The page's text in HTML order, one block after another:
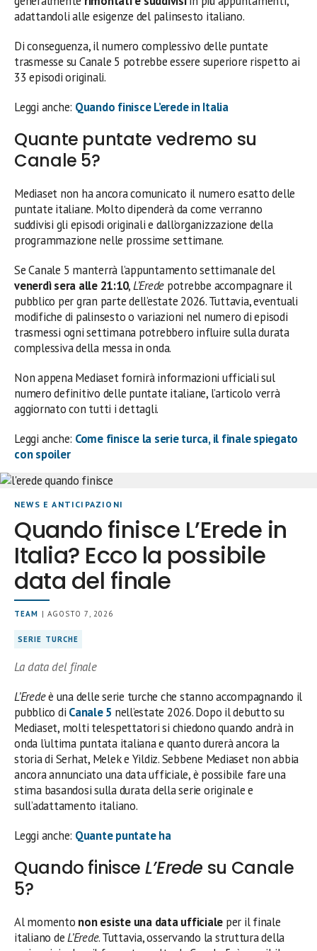
adattandoli alle esigenze del palinsesto italiano.
Di conseguenza, il numero complessivo delle puntate
trasmesse su Canale 5 potrebbe essere superiore rispetto ai
33 episodi originali.
Leggi anche: Quando finisce L’erede in Italia
Quante puntate vedremo su
Canale 5?
Mediaset non ha ancora comunicato il numero esatto delle
puntate italiane. Molto dipenderà da come verranno
suddivisi gli episodi originali e dall’organizzazione della
programmazione nelle prossime settimane.
Se Canale 5 manterrà l’appuntamento settimanale del
venerdì sera alle 21:10,L’Erede potrebbe accompagnare il
pubblico per gran parte dell’estate 2026. Tuttavia, eventuali
modifiche di palinsesto o variazioni nel numero di episodi
trasmessi ogni settimana potrebbero influire sulla durata
complessiva della messa in onda.
Non appena Mediaset fornirà informazioni ufficiali sul
numero definitivo delle puntate italiane, l’articolo verrà
aggiornato con tutti i dettagli.
Leggi anche: Come finisce la serie turca, il finale spiegato
con spoiler
NEWS E ANTICIPAZIONI
Quando finisce L’Erede in
Italia? Ecco la possibile
data del finale
TEAM | AGOSTO 7, 2026
SERIE TURCHE
La data del finale
L’Eredeè una delle serie turche che stanno accompagnando il
pubblico di Canale 5 nell’estate 2026. Dopo il debutto su
Mediaset, molti telespettatori si chiedono quando andrà in
onda l’ultima puntata italiana e quanto durerà ancora la
storia di Serhat, Melek e Yildiz. Sebbene Mediaset non abbia
ancora annunciato una data ufficiale, è possibile fare una
stima basandosi sulla durata della serie originale e
sull’adattamento italiano.
Leggi anche: Quante puntate ha
Quando finisce L’Erede su Canale
5?
Al momento non esiste una data ufficiale per il finale
italiano deL’Erede. Tuttavia, osservando la struttura della